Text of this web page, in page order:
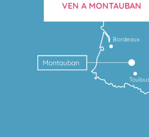
Bordeaux
Montauban
VEN A MONTAUBAN